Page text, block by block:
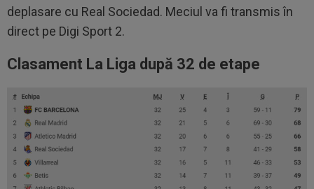
deplasare cu Real Sociedad. Meciul va fi transmis în
direct pe Digi Sport 2.
Clasament La Liga după 32 de etape